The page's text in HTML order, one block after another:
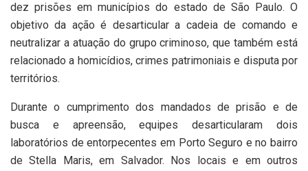
dez prisões em municípios do estado de São Paulo. O
objetivo da ação é desarticular a cadeia de comando e
neutralizar a atuação do grupo criminoso, que também está
relacionado a homicídios, crimes patrimoniais e disputa por
territórios.
Durante o cumprimento dos mandados de prisão e de
busca e apreensão, equipes desarticularam dois
laboratórios de entorpecentes em Porto Seguro e no bairro
de Stella Maris, em Salvador. Nos locais e em outros